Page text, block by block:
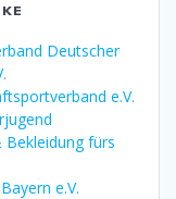
Deutscher
e.V.
Bekleidung fürs
e.V.